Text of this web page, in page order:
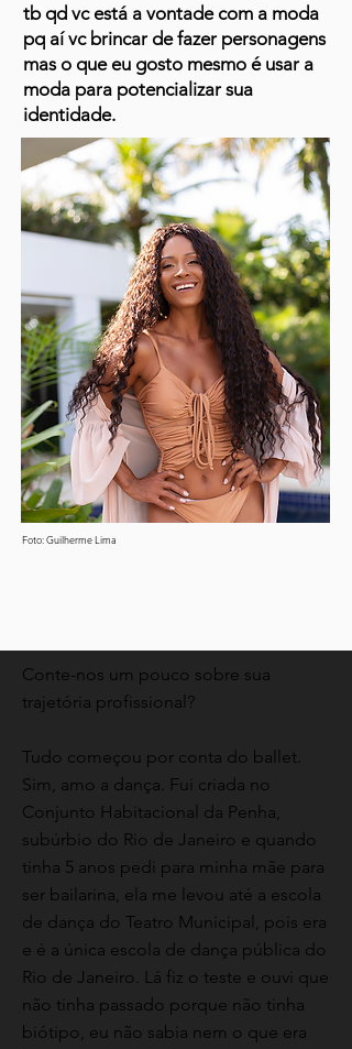
tb qd vc está a vontade com a moda
pq aí vc brincar de fazer personagens
mas o que eu gosto mesmo é usar a
moda para potencializar sua
identidade.
Foto: Guilherme Lima
Conte-nos um pouco sobre sua
trajetória profissional?
Tudo começou por conta do ballet.
Sim, amo a dança. Fui criada no
Conjunto Habitacional da Penha,
subúrbio do Rio de Janeiro e quando
tinha 5 anos pedi para minha mãe para
ser bailarina, ela me levou até a escola
de dança do Teatro Municipal, pois era
e é a única escola de dança pública do
Rio de Janeiro. Lá fiz o teste e ouvi que
não tinha passado porque não tinha
biótipo, eu não sabia nem o que era